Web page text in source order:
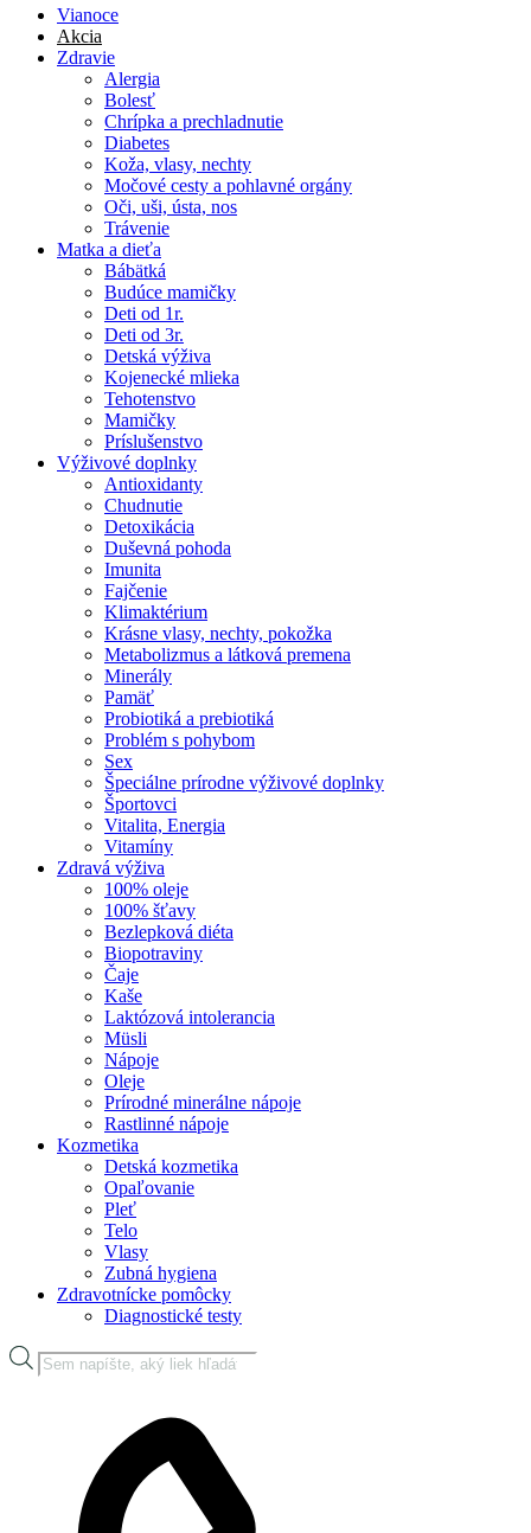
Vianoce
Akcia
Zdravie
Alergia
Bolesť
Chrípka a prechladnutie
Diabetes
Koža, vlasy, nechty
Močové cesty a pohlavné orgány
Oči, uši, ústa, nos
Trávenie
Matka a dieťa
Bábätká
Budúce mamičky
Deti od 1r.
Deti od 3r.
Detská výživa
Kojenecké mlieka
Tehotenstvo
Mamičky
Príslušenstvo
Výživové doplnky
Antioxidanty
Chudnutie
Detoxikácia
Duševná pohoda
Imunita
Fajčenie
Klimaktérium
Krásne vlasy, nechty, pokožka
Metabolizmus a látková premena
Minerály
Pamäť
Probiotiká a prebiotiká
Problém s pohybom
Sex
Špeciálne prírodne výživové doplnky
Športovci
Vitalita, Energia
Vitamíny
Zdravá výživa
100% oleje
100% šťavy
Bezlepková diéta
Biopotraviny
Čaje
Kaše
Laktózová intolerancia
Müsli
Nápoje
Oleje
Prírodné minerálne nápoje
Rastlinné nápoje
Kozmetika
Detská kozmetika
Opaľovanie
Pleť
Telo
Vlasy
Zubná hygiena
Zdravotnícke pomôcky
Diagnostické testy
Products
search